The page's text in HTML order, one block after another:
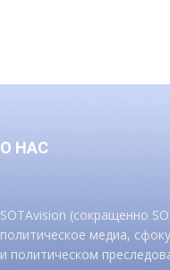
О НАС
SOTAvision (сокращенно
политическое медиа,
и политическом